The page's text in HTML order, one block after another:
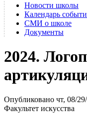
Новости школы
Календарь
СМИ о школе
Документы
2024.
Опубликовано чт, 08/
Факультет искусства